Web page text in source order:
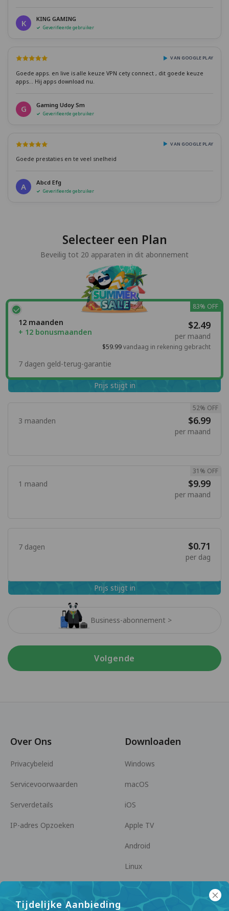
K KING GAMING
Geverifieerde gebruiker
VAN GOOGLE PLAY
Goede apps. en live is alle keuze VPN cety connect , dit goede keuze
apps... Hij apps download nu.
G Gaming Udoy Sm
Geverifieerde gebruiker
VAN GOOGLE PLAY
Goede prestaties en te veel snelheid
A Abcd Efg
Geverifieerde gebruiker
Selecteer een Plan
Beveilig tot 20 apparaten in dit abonnement
Business-abonnement >
12 maanden
+ 12 bonusmaanden
$2.49
per maand
$59.99vandaag in rekening gebracht
83% OFF
7 dagen geld-terug-garantie
Prijs stijgt in
3 maanden $6.99
per maand
52% OFF
1 maand $9.99
per maand
31% OFF
7 dagen $0.71
per dag
Prijs stijgt in
Volgende
Tijdelijke Aanbieding
Over Ons
Privacybeleid
Servicevoorwaarden
Serverdetails
IP-adres Opzoeken
Downloaden
Windows
macOS
iOS
Apple TV
Android
Linux
Android TV